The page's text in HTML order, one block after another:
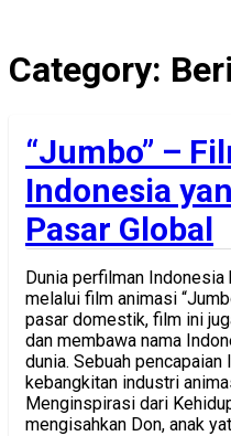
Category:
“Jumbo” –
Indonesia
Pasar Global
Dunia perfilman
melalui film animasi
pasar domestik, film ini
dan membawa nama
dunia. Sebuah
kebangkitan industri
Menginspirasi dari
mengisahkan Don, anak